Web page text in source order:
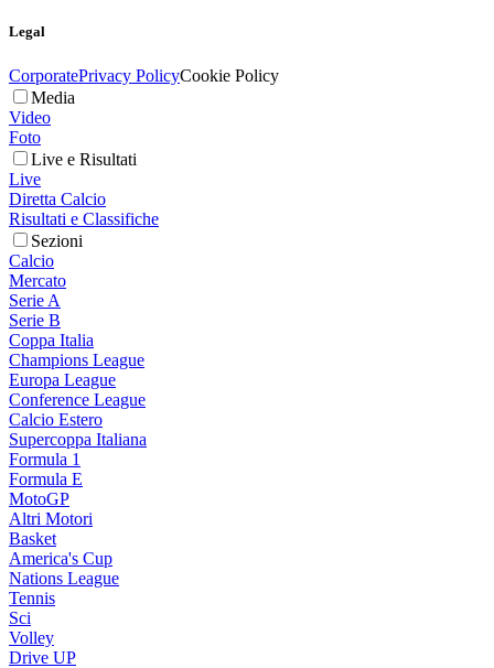
Legal
CorporatePrivacy PolicyCookie Policy
Media
Video
Foto
Live e Risultati
Live
Diretta Calcio
Risultati e Classifiche
Sezioni
Calcio
Mercato
Serie A
Serie B
Coppa Italia
Champions League
Europa League
Conference League
Calcio Estero
Supercoppa Italiana
Formula 1
Formula E
MotoGP
Altri Motori
Basket
America's Cup
Nations League
Tennis
Sci
Volley
Drive UP